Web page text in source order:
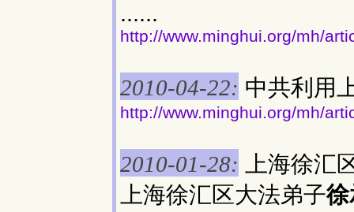
......
http://www.minghui.org/mh/
2010-04-22: 中共利用
http://www.minghui.org/mh/
2010-01-28: 上海徐汇
上海徐汇区大法弟子